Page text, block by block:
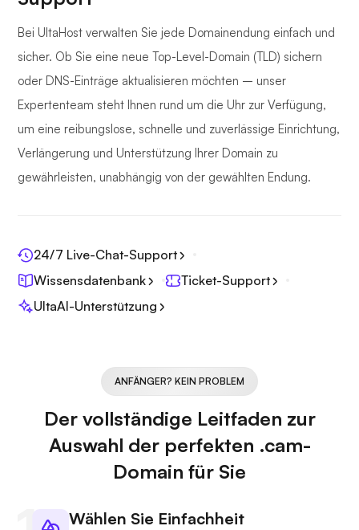
Bei UltaHost verwalten Sie jede Domainendung einfach und
sicher. Ob Sie eine neue Top-Level-Domain (TLD) sichern
oder DNS-Einträge aktualisieren möchten – unser
Expertenteam steht Ihnen rund um die Uhr zur Verfügung,
um eine reibungslose, schnelle und zuverlässige Einrichtung,
Verlängerung und Unterstützung Ihrer Domain zu
gewährleisten, unabhängig von der gewählten Endung.
24/7 Live-Chat-Support
Wissensdatenbank
Ticket-Support
UltaAI-Unterstützung
ANFÄNGER? KEIN PROBLEM
Der vollständige Leitfaden zur
Auswahl der perfekten .cam-
Domain für Sie
Wählen Sie Einfachheit